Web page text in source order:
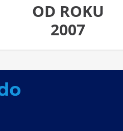
OD ROKU
2007